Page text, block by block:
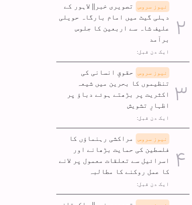
نیوز سروس
تصویری خبر|| لاہور کے
دہلی گیٹ میں امام بارگاہ حویلی
علیف شاہ سے اربعین کا جلوس
برآمد
ایک دن قبل:
نیوز سروس
حقوقِ انسانی کی
تنظیموں کا بحرین میں شیعہ
اکثریت پر بڑھتے ہوئے دباؤ پر
اظہارِ تشویش
ایک دن قبل:
نیوز سروس
مراکشی رہنماؤں کا
فلسطین کی حمایت بڑھانے اور
اسرائیل سے تعلقات معمول پر لانے
کا عمل روکنے کا مطالبہ
ایک دن قبل: